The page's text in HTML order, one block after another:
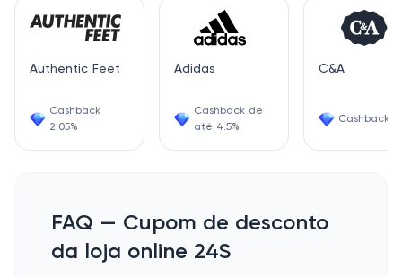
Authentic Feet
Cashback
2.05%
Adidas
Cashback de
até 4.5%
C&A
Cashback
FAQ — Cupom de desconto
da loja online 24S